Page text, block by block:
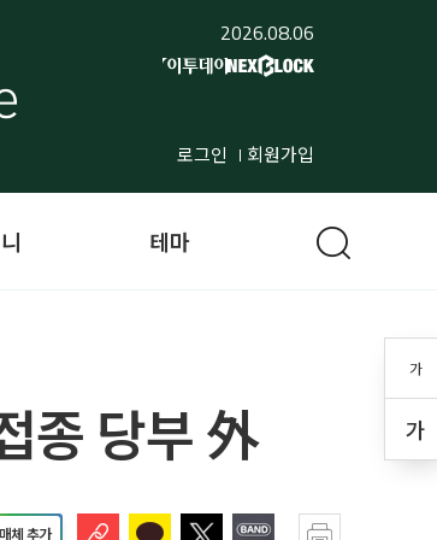
2026.08.06
로그인 회원가입
가
가
테마
종 당부 外
체 추가